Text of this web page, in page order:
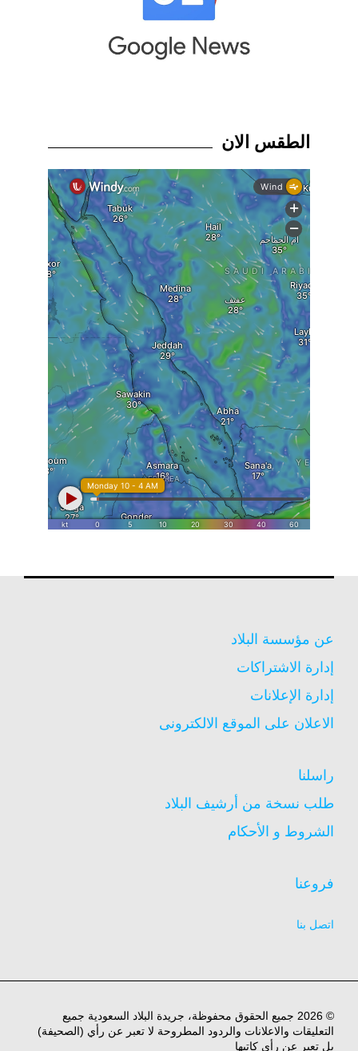
الطقس الان
عن مؤسسة البلاد
إدارة الاشتراكات
إدارة الإعلانات
الاعلان على الموقع الالكترونى
راسلنا
طلب نسخة من أرشيف البلاد
الشروط و الأحكام
فروعنا
اتصل بنا
© 2026 جميع الحقوق محفوظة، جريدة البلاد السعودية جميع
التعليقات والاعلانات والردود المطروحة لا تعبر عن رأي (الصحيفة)
بل تعبر عن رأي كاتبها